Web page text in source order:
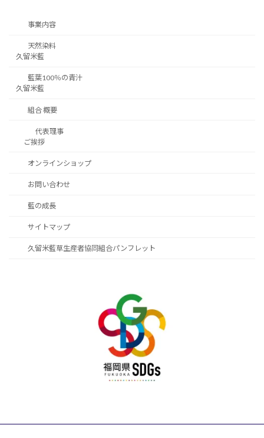
事業内容
天然染料
久留米藍
藍葉100％の青汁
久留米藍
組合 概要
代表理事
ご挨拶
オンラインショップ
お問い合わせ
藍の成長
サイトマップ
久留米藍草生産者協同組合パンフレット